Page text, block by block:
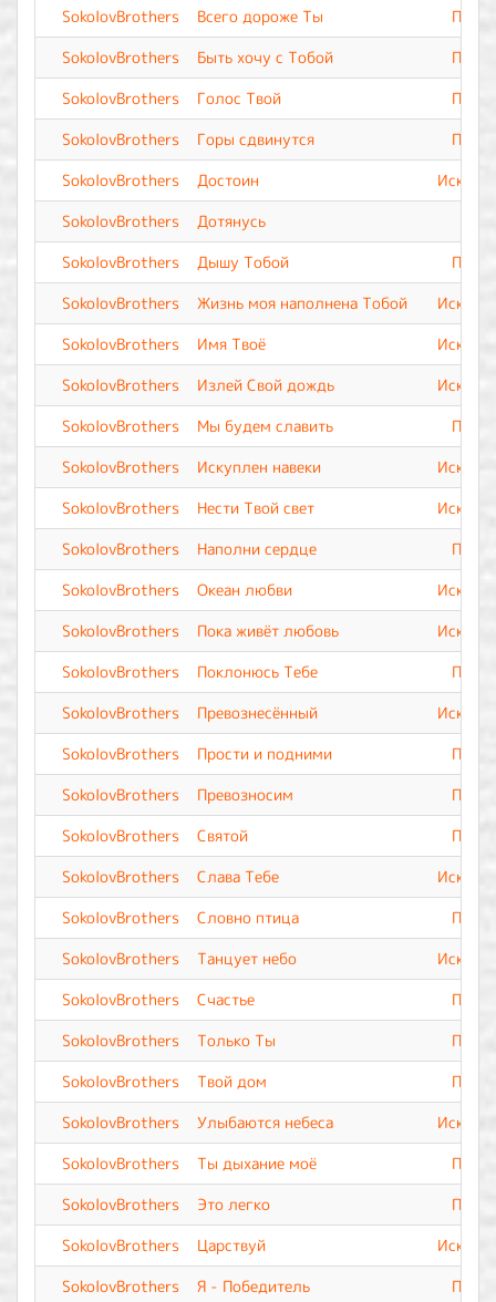
SokolovBrothers
Всего дороже Ты
SokolovBrothers
Быть хочу с Тобой
SokolovBrothers
Голос Твой
SokolovBrothers
Горы сдвинутся
SokolovBrothers
Достоин
SokolovBrothers
Дотянусь
SokolovBrothers
Дышу Тобой
SokolovBrothers
Жизнь моя наполнена Тобой
SokolovBrothers
Имя Твоё
SokolovBrothers
Излей Свой дождь
SokolovBrothers
Мы будем славить
SokolovBrothers
Искуплен навеки
SokolovBrothers
Нести Твой свет
SokolovBrothers
Наполни сердце
SokolovBrothers
Океан любви
SokolovBrothers
Пока живёт любовь
SokolovBrothers
Поклонюсь Тебе
SokolovBrothers
Превознесённый
SokolovBrothers
Прости и подними
SokolovBrothers
Превозносим
SokolovBrothers
Святой
SokolovBrothers
Слава Тебе
SokolovBrothers
Словно птица
SokolovBrothers
Танцует небо
SokolovBrothers
Счастье
SokolovBrothers
Только Ты
SokolovBrothers
Твой дом
SokolovBrothers
Улыбаются небеса
SokolovBrothers
Ты дыхание моё
SokolovBrothers
Это легко
SokolovBrothers
Царствуй
SokolovBrothers
Я - Победитель